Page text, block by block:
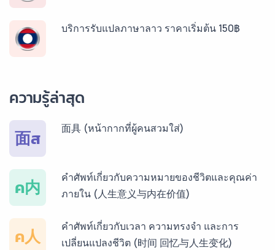
บริการรับแปลภาษาลาว ราคาเริ่มต้น 150฿
บริการรับแปลภาษากัมพูชา ราคาเริ่มต้น 150฿
บริการรับแปลภาษาเวียดนาม ราคาเริ่มต้น 150฿
บริการรับแปลภาษาฝรั่งเศส ราคาเริ่มต้น 150฿
ความรู้ล่าสุด
面ส 面具 (หน้ากากที่ผู้คนสวมใส่)
ค内
คำศัพท์เกี่ยวกับความหมายของชีวิตและคุณค่า
ภายใน (人生意义与内在价值)
ค人
คำศัพท์เกี่ยวกับเวลา ความทรงจำ และการ
เปลี่ยนแปลงชีวิต (时间 回忆与人生变化)